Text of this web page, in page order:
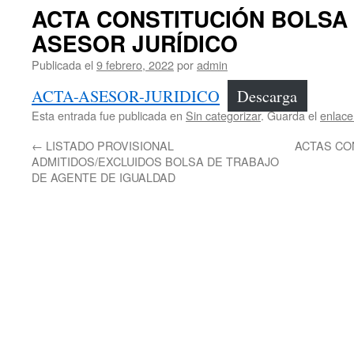
ACTA CONSTITUCIÓN
ASESOR JURÍDICO
Publicada el 9 febrero, 2022poradmin
ACTA-ASESOR-JURIDICO Descarga
Esta entrada fue publicada en Sin categorizar. Guarda el
← LISTADO PROVISIONAL
ADMITIDOS/EXCLUIDOS BOLSA DE TRABAJO
DE AGENTE DE IGUALDAD
ACTAS